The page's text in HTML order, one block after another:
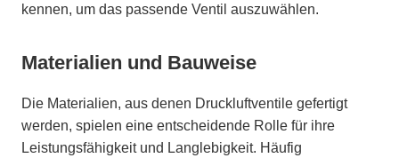
kennen, um das passende Ventil auszuwählen.
Materialien und Bauweise
Die Materialien, aus denen Druckluftventile gefertigt
werden, spielen eine entscheidende Rolle für ihre
Leistungsfähigkeit und Langlebigkeit. Häufig